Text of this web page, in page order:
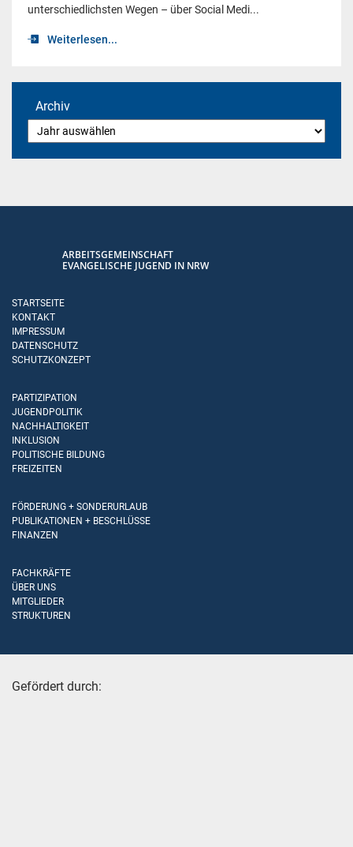
unterschiedlichsten Wegen – über Social Medi...
Weiterlesen...
Archiv
ARBEITSGEMEINSCHAFT
EVANGELISCHE JUGEND IN NRW
STARTSEITE
KONTAKT
IMPRESSUM
DATENSCHUTZ
SCHUTZKONZEPT
PARTIZIPATION
JUGENDPOLITIK
NACHHALTIGKEIT
INKLUSION
POLITISCHE BILDUNG
FREIZEITEN
FÖRDERUNG + SONDERURLAUB
PUBLIKATIONEN + BESCHLÜSSE
FINANZEN
FACHKRÄFTE
ÜBER UNS
MITGLIEDER
STRUKTUREN
Gefördert durch: